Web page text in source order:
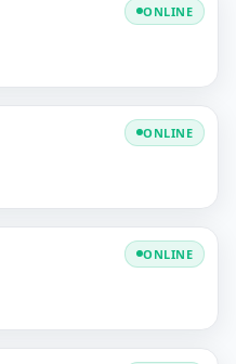
ONLINE
ONLINE
ONLINE